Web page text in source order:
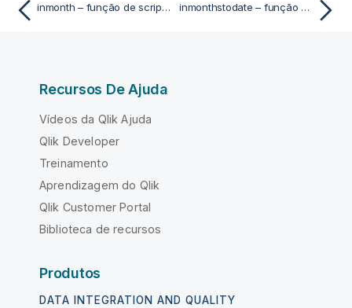
inmonth – função de script e gráfico inmonthstodate – função de script e gráfico
Recursos De Ajuda
Vídeos da Qlik Ajuda
Qlik Developer
Treinamento
Aprendizagem do Qlik
Qlik Customer Portal
Biblioteca de recursos
Produtos
DATA INTEGRATION AND QUALITY